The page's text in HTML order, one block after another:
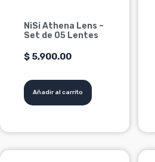
NiSi Athena Lens –
Set de 05 Lentes
$ 5,900.00
Añadir al carrito